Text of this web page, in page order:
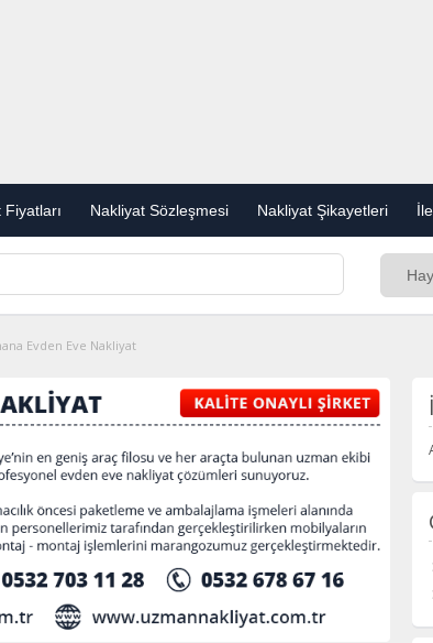
Fiyatları Nakliyat Sözleşmesi Nakliyat Şikayetleri
Evden Eve Nakliyat